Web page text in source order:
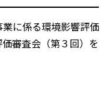
業に係る環境影響評価
審査会（第３回）を